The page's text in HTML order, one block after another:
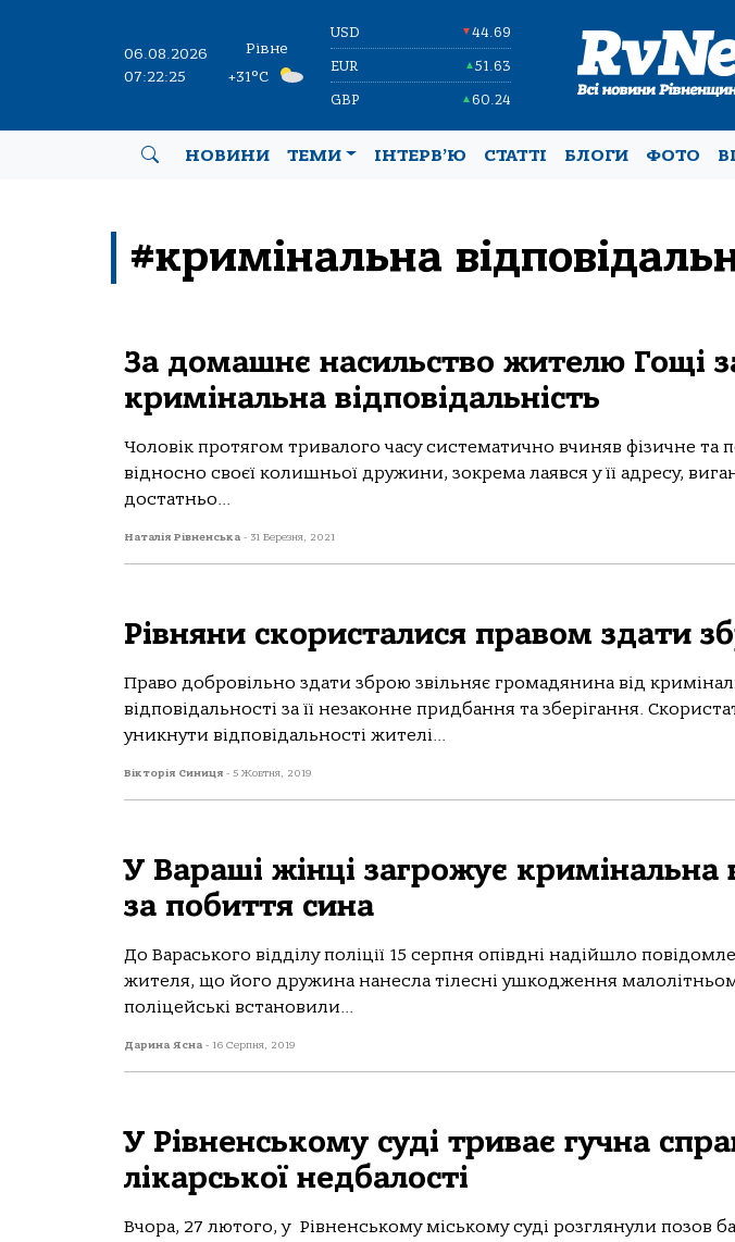
06.08.2026
07:22:25
Рівне
+31°C
USD ▼44.69
EUR ▲51.63
GBP ▲60.24
НОВИНИ ТЕМИ ІНТЕРВ’Ю СТАТТІ БЛОГИ ФОТО
#кримінальна
За домашнє насильство жителю Гощі
кримінальна відповідальність
Чоловік протягом тривалого часу систематично вчиняв фізичне та
відносно своєї колишньої дружини, зокрема лаявся у її адресу,
достатньо...
Наталія Рівненська - 31 Березня, 2021
Рівняни скористалися правом здати
Право добровільно здати зброю звільняє громадянина від
відповідальності за її незаконне придбання та зберігання.
уникнути відповідальності жителі...
Вікторія Синиця - 5 Жовтня, 2019
У Вараші жінці загрожує кримінальна
за побиття сина
До Вараського відділу поліції 15 серпня опівдні надійшло
жителя, що його дружина нанесла тілесні ушкодження
поліцейські встановили...
Дарина Ясна - 16 Серпня, 2019
У Рівненському суді триває гучна
лікарської недбалості
Вчора, 27 лютого, у Рівненському міському суді розглянули позов